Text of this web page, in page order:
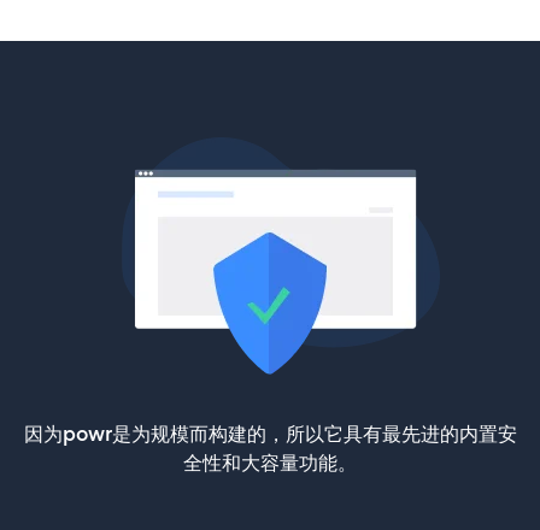
因为powr是为规模而构建的，所以它具有最先进的内置安
全性和大容量功能。